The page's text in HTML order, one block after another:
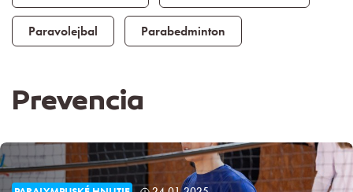
Paravolejbal Parabedminton
Prevencia